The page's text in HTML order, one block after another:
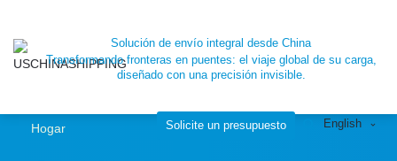
Solución de envío integral desde China
Transformando fronteras en puentes: el viaje global de su carga,
diseñado con una precisión invisible.
Solicite un presupuesto English
Hogar